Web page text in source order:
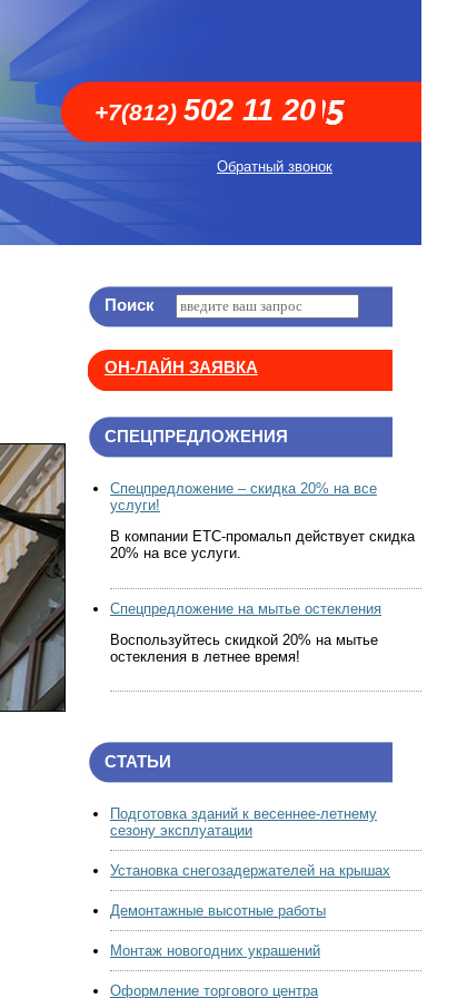
+7(812) 502 11 20
Обратный звонок
Поиск
ОН-ЛАЙН ЗАЯВКА
СПЕЦПРЕДЛОЖЕНИЯ
Спецпредложение – скидка 20% на все
услуги!
В компании ЕТС-промальп действует скидка
20% на все услуги.
Спецпредложение на мытье остекления
Воспользуйтесь скидкой 20% на мытье
остекления в летнее время!
СТАТЬИ
Подготовка зданий к весеннее-летнему
сезону эксплуатации
Установка снегозадержателей на крышах
Демонтажные высотные работы
Монтаж новогодних украшений
Оформление торгового центра